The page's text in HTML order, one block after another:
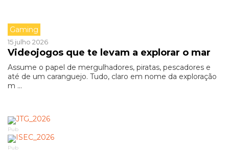
Gaming
15 julho 2026
Videojogos que te levam a explorar o mar
Assume o papel de mergulhadores, piratas, pescadores e
até de um caranguejo. Tudo, claro em nome da exploração
m ...
Pub
Pub